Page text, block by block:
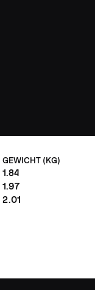
GEWICHT (KG)
1.84
1.97
2.01